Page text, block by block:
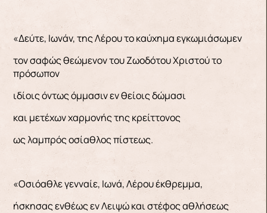
«Δεύτε, Ιωνάν, της Λέρου το καύχημα εγκωμιάσωμεν
τον σαφώς θεώμενον του Ζωοδότου Χριστού το
πρόσωπον
ιδίοις όντως όμμασιν εν θείοις δώμασι
και μετέχων χαρμονής της κρείττονος
ως λαμπρός οσίαθλος πίστεως.
«Οσιόαθλε γενναίε, Ιωνά, Λέρου έκθρεμμα,
ήσκησας ενθέως εν Λειψώ και στέφος αθλήσεως